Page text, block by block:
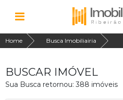
Home Busca Imobiliairia
BUSCAR IMÓVEL
Sua Busca retornou: 388 imóveis